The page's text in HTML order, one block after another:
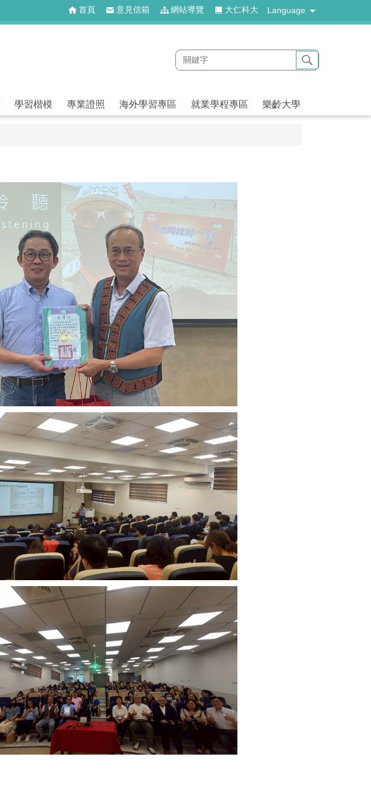
首頁 意見信箱 網站導覽 大仁科大 Language
學習楷模 專業證照 海外學習專區 就業學程專區 樂齡大學